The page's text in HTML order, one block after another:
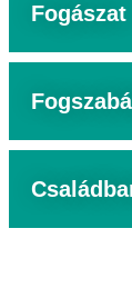
Fogászat